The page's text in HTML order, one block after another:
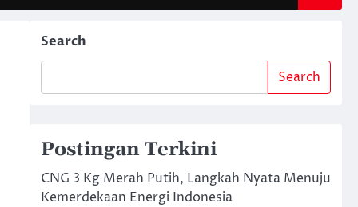
Search
Search
Postingan Terkini
CNG 3 Kg Merah Putih, Langkah Nyata Menuju
Kemerdekaan Energi Indonesia